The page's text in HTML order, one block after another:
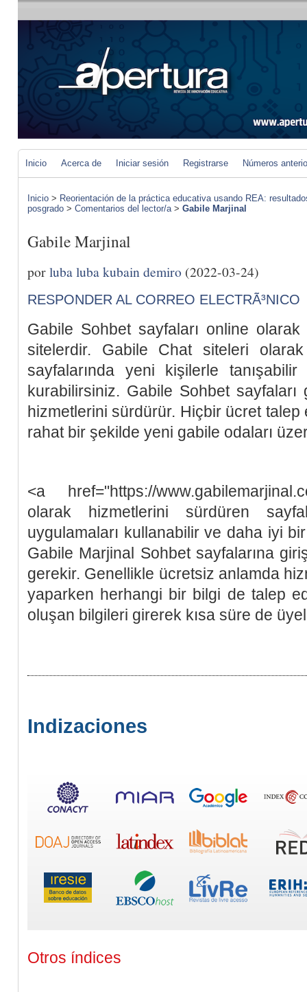
Inicio Acerca de Iniciar sesión Registrarse Números
Inicio > Reorientación de la práctica educativa usando REA:
posgrado > Comentarios del lector/a> Gabile Marjinal
Gabile Marjinal
porluba luba kubain demiro (2022-03-24)
RESPONDER AL CORREO ELECTRÃ³NICO
Gabile Sohbet sayfaları online
sitelerdir. Gabile Chat siteleri
sayfalarında yeni kişilerle
kurabilirsiniz. Gabile Sohbet
hizmetlerini sürdürür. Hiçbir ücret
rahat bir şekilde yeni gabile odaları
<a href="https://
olarak hizmetlerini sürdüren
uygulamaları kullanabilir ve daha iyi
Gabile Marjinal Sohbet sayfalarına
gerekir. Genellikle ücretsiz anlamda
yaparken herhangi bir bilgi de talep
oluşan bilgileri girerek kısa süre de
Indizaciones
Otros índices